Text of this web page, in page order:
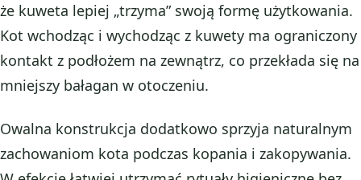
że kuweta lepiej „trzyma” swoją formę użytkowania.
Kot wchodząc i wychodząc z kuwety ma ograniczony
kontakt z podłożem na zewnątrz, co przekłada się na
mniejszy bałagan w otoczeniu.
Owalna konstrukcja dodatkowo sprzyja naturalnym
zachowaniom kota podczas kopania i zakopywania.